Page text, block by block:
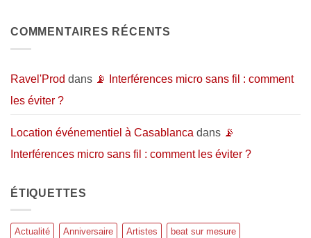
pour
donner
musicaux
?Un
à
ouverte
COMMENTAIRES RÉCENTS
Ravel'Prod dans 📡 Interférences micro sans fil : comment
les éviter ?
Location événementiel à Casablanca dans 📡
Interférences micro sans fil : comment les éviter ?
ÉTIQUETTES
Actualité Anniversaire Artistes beat sur mesure